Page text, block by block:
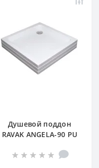
Душевой поддон
RAVAK ANGELA-90 PU